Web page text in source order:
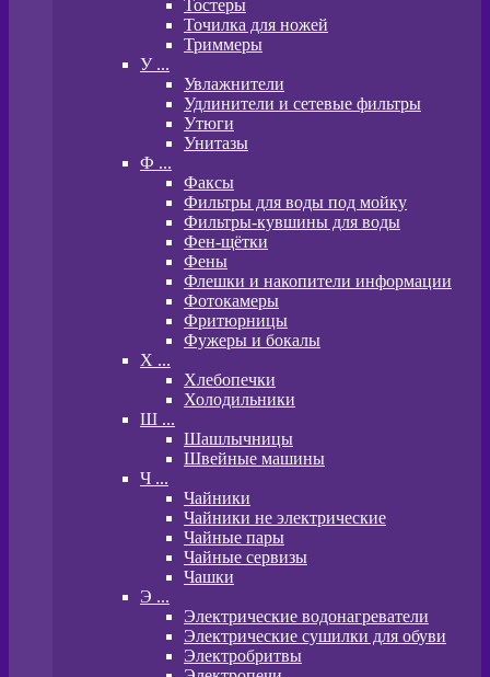
Тостеры
Точилка для ножей
Триммеры
У ...
Увлажнители
Удлинители и сетевые фильтры
Утюги
Унитазы
Ф ...
Факсы
Фильтры для воды под мойку
Фильтры-кувшины для воды
Фен-щётки
Фены
Флешки и накопители информации
Фотокамеры
Фритюрницы
Фужеры и бокалы
Х ...
Хлебопечки
Холодильники
Ш ...
Шашлычницы
Швейные машины
Ч ...
Чайники
Чайники не электрические
Чайные пары
Чайные сервизы
Чашки
Э ...
Электрические водонагреватели
Электрические сушилки для обуви
Электробритвы